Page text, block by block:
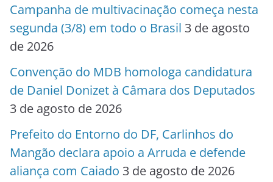
Campanha de multivacinação começa nesta
segunda (3/8) em todo o Brasil 3 de agosto
de 2026
Convenção do MDB homologa candidatura
de Daniel Donizet à Câmara dos Deputados
3 de agosto de 2026
Prefeito do Entorno do DF, Carlinhos do
Mangão declara apoio a Arruda e defende
aliança com Caiado 3 de agosto de 2026